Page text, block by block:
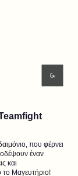
που φέρνει
έναν
και
το Μαγευτήριο!